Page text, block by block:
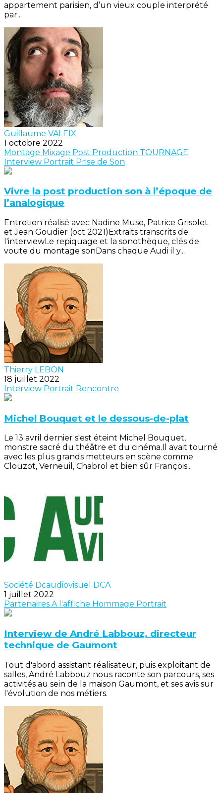
appartement parisien, d’un vieux couple interprété
par...
Guillaume VALEIX
1 octobre 2022
Montage Mixage Post Production TOURNAGE
Interview Portrait Prise de Son
Vivre la post production son à l’époque de
l’analogique
Entretien réalisé avec Nadine Muse, Patrice Grisolet
et Jean Goudier (oct 2021)Extraits transcrits de
l'interviewLe repiquage et la sonothèque, clés de
voute du montage sonDans chaque Audi il y...
Thierry LEBON
18 juillet 2022
Interview Portrait Rencontre
Michel Bouquet et le dessous-de-plat
Le 13 avril dernier s'est éteint Michel Bouquet,
monstre sacré du théâtre et du cinéma.Il avait tourné
avec les plus grands metteurs en scène comme
Clouzot, Verneuil, Chabrol et bien sûr François...
Société Dcaudiovisuel DCA
1 juillet 2022
Partenaires A l'affiche Hommage Portrait
Interview de André Labbouz, directeur
technique de Gaumont
Tout d'abord assistant réalisateur, puis exploitant de
salles, André Labbouz nous raconte son parcours, ses
activités au sein de la maison Gaumont, et ses avis sur
l'évolution de nos métiers.